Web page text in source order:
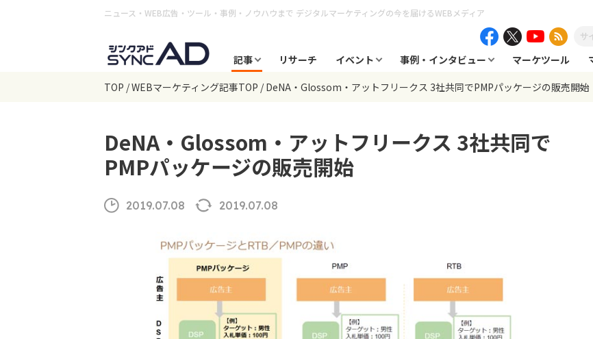
ニュース・WEB広告・ツール・事例・ノウハウまで デジタルマーケティングの今を届けるWEBメディア
記事 リサーチ イベント 事例・インタビュー マーケツール
TOP WEBマーケティング記事TOP DeNA・Glossom・アットフリークス 3社共同でPMPパッケージの販売開始
DeNA・Glossom・アットフリークス 3社共同で
PMPパッケージの販売開始
2019.07.08 2019.07.08